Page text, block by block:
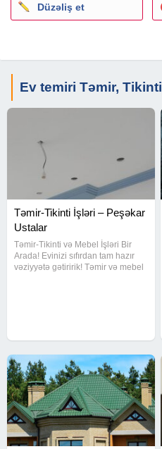
Düzəliş et
Ev temiri Təmir, Tikinti
Təmir-Tikinti İşləri – Peşəkar
Ustalar
Təmir-Tikinti və Mebel İşləri Bir
Arada! Evinizi sıfırdan tam hazır
vəziyyətə gətiririk! Təmir və mebel